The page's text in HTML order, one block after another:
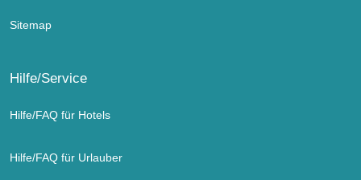
Sitemap
Hilfe/Service
Hilfe/FAQ für Hotels
Hilfe/FAQ für Urlauber